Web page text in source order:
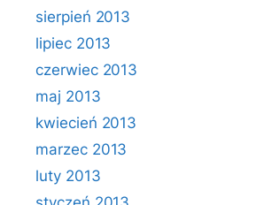
sierpień 2013
lipiec 2013
czerwiec 2013
maj 2013
kwiecień 2013
marzec 2013
luty 2013